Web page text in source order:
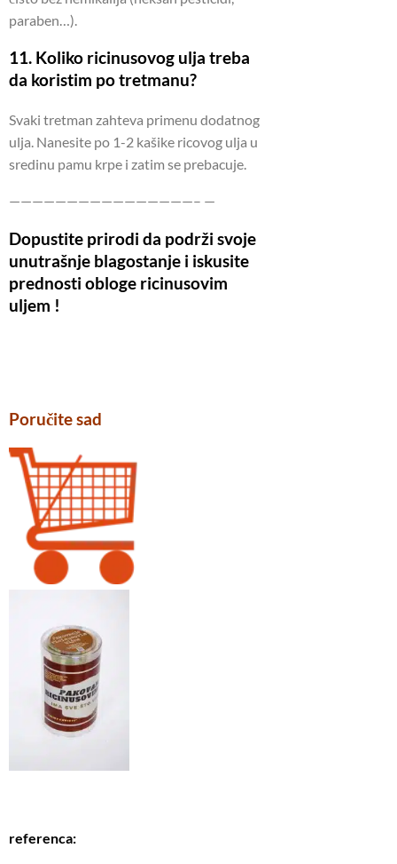
paraben…).
11. Koliko ricinusovog ulja treba
da koristim po tretmanu?
Svaki tretman zahteva primenu dodatnog
ulja. Nanesite po 1-2 kašike ricovog ulja u
sredinu pamu krpe i zatim se prebacuje.
————————————————– —
Dopustite prirodi da podrži svoje
unutrašnje blagostanje i iskusite
prednosti obloge ricinusovim
uljem !
Poručite sad
referenca: